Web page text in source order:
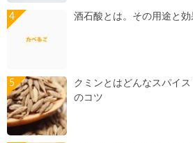
酒石酸とは。その用途と効
クミンとはどんなスパイ
のコツ